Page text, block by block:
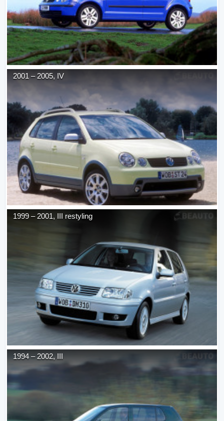
2001 – 2005, IV
1999 – 2001, III restyling
1994 –2002, III